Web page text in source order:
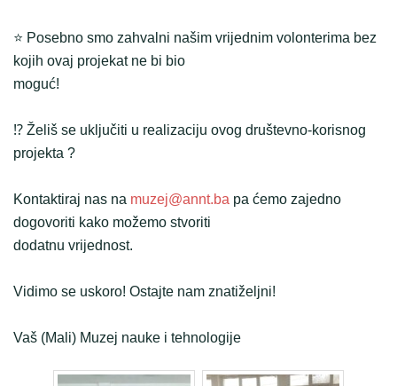
⭐ Posebno smo zahvalni našim vrijednim volonterima bez
kojih ovaj projekat ne bi bio
moguć!
⁉️ Želiš se uključiti u realizaciju ovog društevno-korisnog
projekta ?
Kontaktiraj nas na muzej@annt.ba pa ćemo zajedno
dogovoriti kako možemo stvoriti
dodatnu vrijednost.
Vidimo se uskoro! Ostajte nam znatiželjni!
Vaš (Mali) Muzej nauke i tehnologije